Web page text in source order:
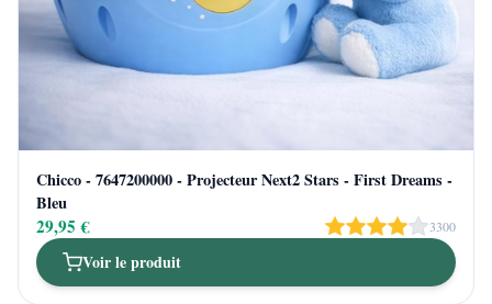
Chicco - 7647200000 - Projecteur Next2 Stars - First Dreams -
Bleu
29,95 € 3300
Voir le produit